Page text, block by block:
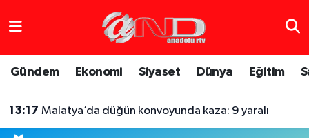
Gündem Ekonomi Siyaset Dünya Eğitim
13:17 Malatya’da düğün konvoyunda kaza: 9 yaralı